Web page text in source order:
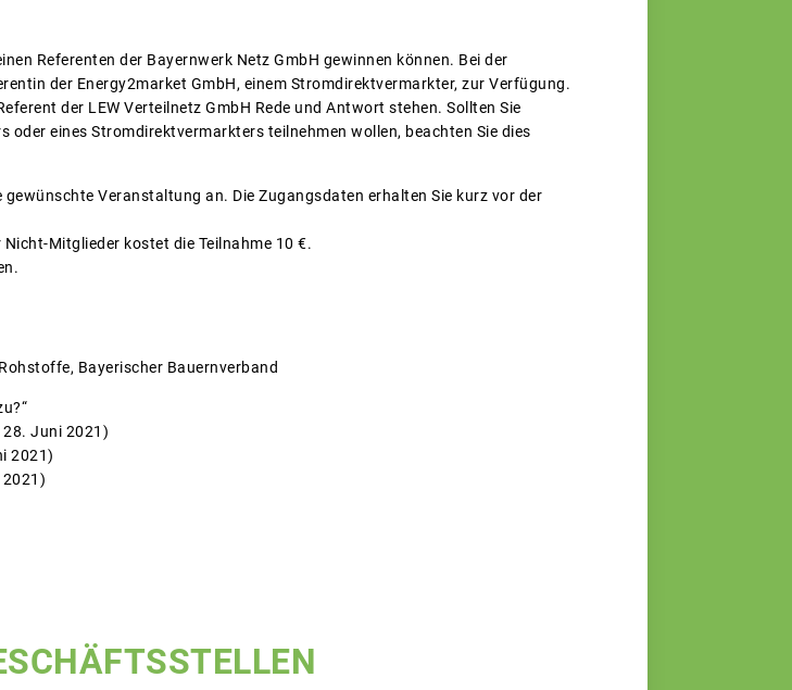
Referenten der Bayernwerk Netz GmbH gewinnen können. Bei der
der Energy2market GmbH, einem Stromdirektvermarkter, zur Verfügung.
der LEW Verteilnetz GmbH Rede und Antwort stehen. Sollten Sie
eines Stromdirektvermarkters teilnehmen wollen, beachten Sie dies
Veranstaltung an. Die Zugangsdaten erhalten Sie kurz vor der
Mitglieder kostet die Teilnahme 10 €.
Bayerischer Bauernverband
Juni 2021)
2021)